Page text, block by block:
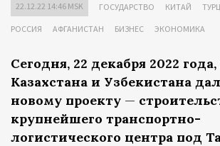
22.12.22 14:46 MSK ГОСУДАРСТВО КИТАЙ
РОССИЯ АФГАНИСТАН БИЗНЕС ЭКОНОМИКА
Сегодня, 22 декабря 2022
Казахстана и Узбекистана
новому проекту —
крупнейшего транспортно-
логистического центра под